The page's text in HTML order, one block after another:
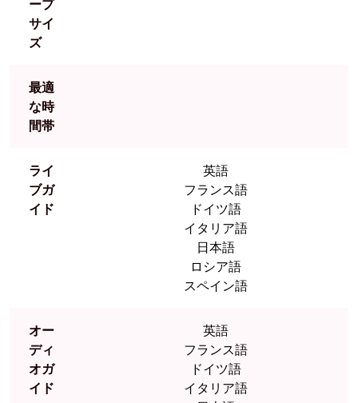
ープ
サイ
ズ
最適
な時
間帯
ライ
ブガ
イド
英語
フランス語
ドイツ語
イタリア語
日本語
ロシア語
スペイン語
オー
ディ
オガ
イド
英語
フランス語
ドイツ語
イタリア語